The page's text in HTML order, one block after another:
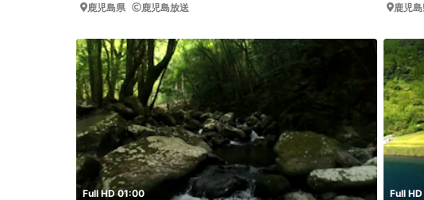
鹿児島県 鹿児島放送 鹿児
Full HD 01:00 Full